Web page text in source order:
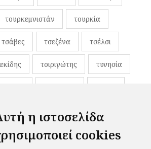
η ιστοσελίδα
cookies
τουρκεμνιστάν τουρκία
τσάβες τσεζένα τσέλσι
τσιριγώτης τυνησία
φερνάντο τόρες φίλαθλοι
φρανκ ντε μπουρ